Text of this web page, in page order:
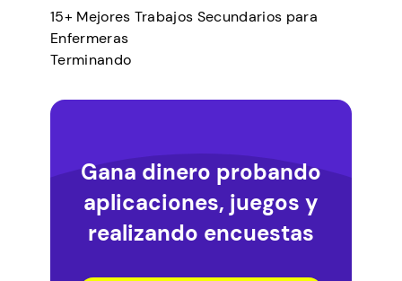
15+ Mejores Trabajos Secundarios para
Enfermeras
Terminando
Gana dinero probando
aplicaciones, juegos y
realizando encuestas